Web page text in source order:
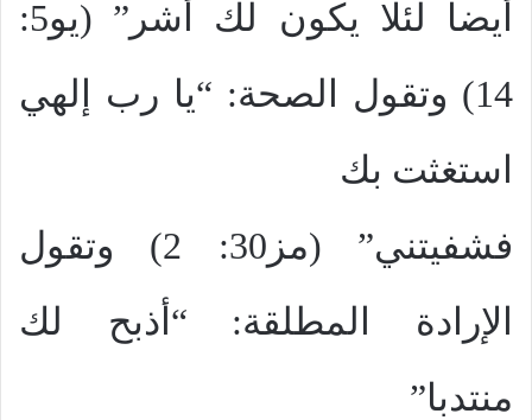
أيضا لئلا يكون لك أشر” (يو5:
14) وتقول الصحة: “يا رب إلهي
استغثت بك
فشفيتني” (مز30: 2) وتقول
الإرادة المطلقة: “أذبح لك
منتدبا”